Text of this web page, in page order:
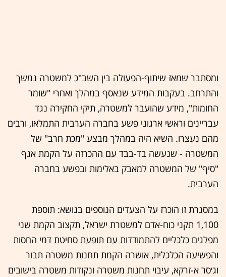
ומסתבר שמאז שיתוף-הפעולה בין השב"כ למשטרה נמשך
והתרחב. בעקבות המידע שנאסף במהלך ואחרי "שומר
החומות", מידע שהועבר למשטרה, תיקי החקירה נגד
עבריינים וראשי ארגוני פשע בחברה הערבית התמלאו, ורבים
מהם נעצרו. השיא היה במהלך מבצע "מכת חרב" של
המשטרה - שנעשה בד-בבד עם ההכרזה על הקמת אגף
"סיף" של המשטרה למאבק באלימות ובפשע בחברה
הערבית.
במסגרת זו הוכרז על הצעדים הנוספים בנושא: תוספת
1,100 תקני כוח-אדם למשטרת ישראל, תקצוב הקמת שני
מפלגים כלכליים להתמודדות עם תופעת סחיטת דמי החסות
והפשיעה הכלכלית, אושרה הקמת תחנות משטרה תבור
וג׳סר א-זרקא, עיבוי תחנות משטרה ונקודות משטרה בישובים